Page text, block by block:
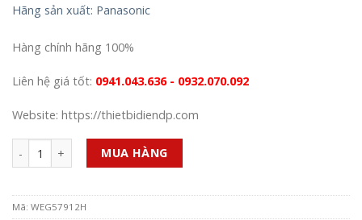
Hãng sản xuất: Panasonic
Hàng chính hãng 100%
Liên hệ giá tốt: 0941.043.636 - 0932.070.092
Website: https://thietbidiendp.com
Số lượng MUA HÀNG
Mã: WEG57912H